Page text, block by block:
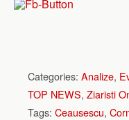
Categories: Analize,
TOP NEWS, Ziaristi
Tags: Ceausescu,